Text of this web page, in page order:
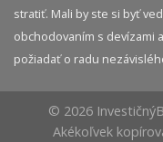
stratiť. Mali by ste si byť
obchodovaním s devízami
požiadať o radu
© 2026
Akékoľvek